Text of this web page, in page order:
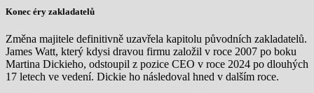
Konec éry zakladatelů
Změna majitele definitivně uzavřela kapitolu původních zakladatelů.
James Watt, který kdysi dravou firmu založil v roce 2007 po boku
Martina Dickieho, odstoupil z pozice CEO v roce 2024 po dlouhých
17 letech ve vedení. Dickie ho následoval hned v dalším roce.